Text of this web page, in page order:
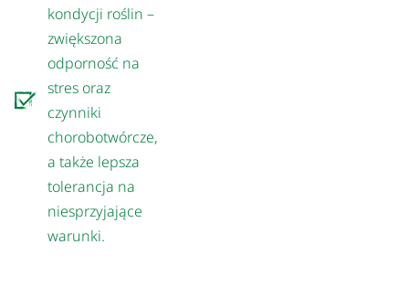
kondycji roślin –
zwiększona
odporność na
stres oraz
czynniki
chorobotwórcze,
a także lepsza
tolerancja na
niesprzyjające
warunki.